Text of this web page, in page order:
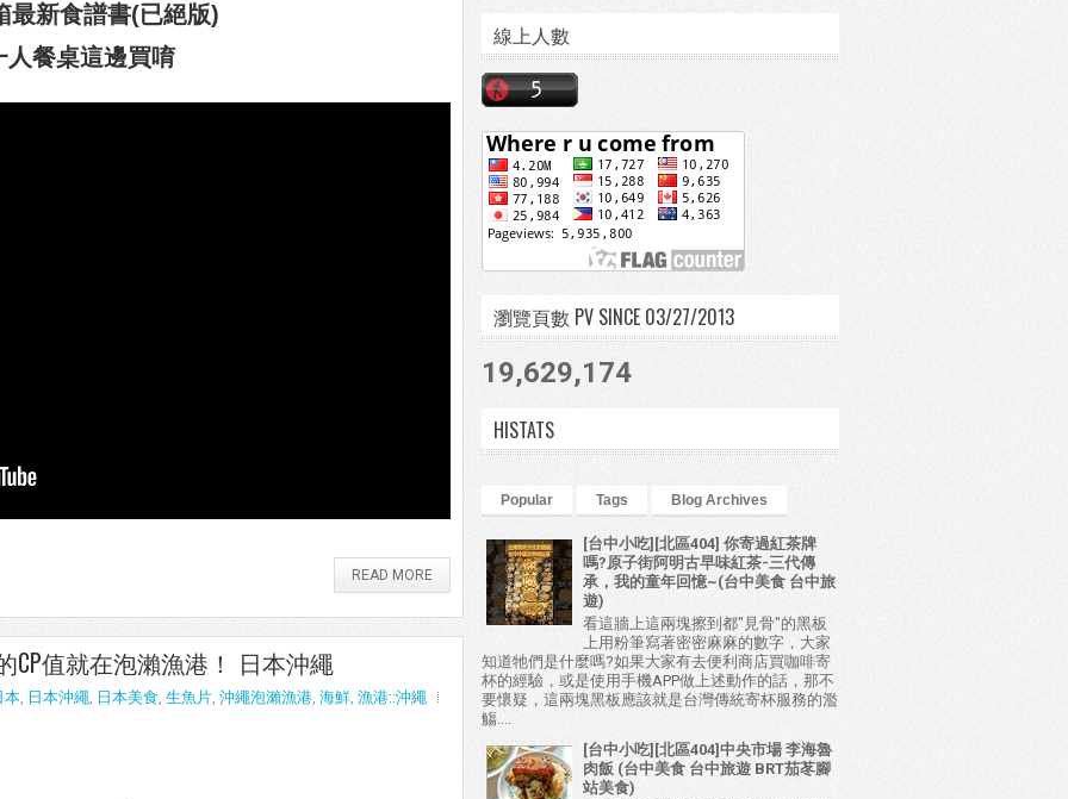
最新食譜書(已絕版)
人餐桌這邊買唷
READ MORE
值就在泡瀨漁港！ 日本沖繩
本, 日本沖繩, 日本美食, 生魚片, 沖繩泡瀨漁港, 海鮮, 漁港::沖繩
線上人數
瀏覽頁數 PV SINCE 03/27/2013
19,629,174
HISTATS
Popular Tags Blog Archives
[台中小吃][北區404] 你寄過紅茶牌
嗎?原子街阿明古早味紅茶-三代傳
承，我的童年回憶~(台中美食 台中旅
遊)
看這牆上這兩塊擦到都"見骨"的黑板
上用粉筆寫著密密麻麻的數字，大家
知道牠們是什麼嗎?如果大家有去便利商店買咖啡寄
杯的經驗，或是使用手機APP做上述動作的話，那不
要懷疑，這兩塊黑板應該就是台灣傳統寄杯服務的濫
觴....
[台中小吃][北區404]中央市場 李海魯
肉飯 (台中美食 台中旅遊 BRT茄苳腳
站美食)